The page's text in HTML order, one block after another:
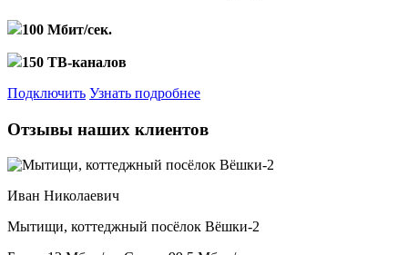
100 Мбит/сек.
150 ТВ-каналов
Подключить Узнать подробнее
Отзывы наших клиентов
Иван Николаевич
Мытищи, коттеджный посёлок Вёшки-2